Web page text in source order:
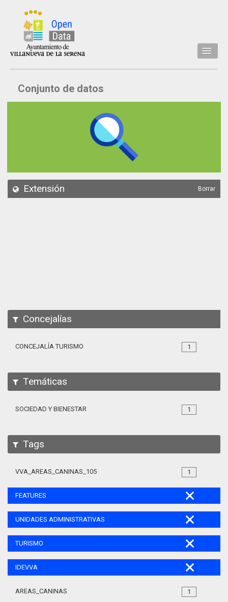
Inicio
Datos
API
Conjunto de datos
Extensión Borrar
Concejalías
1
CONCEJALÍA TURISMO
Temáticas
1
SOCIEDAD Y BIENESTAR
Tags
1
VVA_AREAS_CANINAS_105
FEATURES
UNIDADES ADMINISTRATIVAS
TURISMO
IDEVVA
1
AREAS_CANINAS